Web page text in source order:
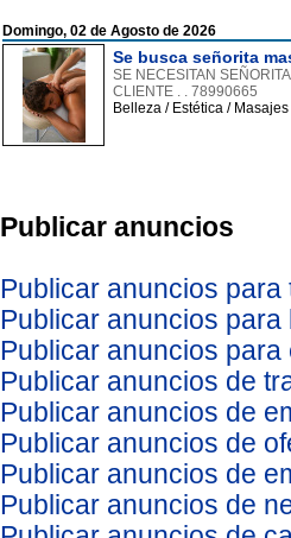
Domingo, 02 de Agosto de 2026
Se busca señorita
SE NECESITAN
CLIENTE . . 78990665
Belleza / Estética /
Publicar anuncios
Publicar anuncios
Publicar anuncios
Publicar anuncios
Publicar anuncios de
Publicar anuncios de
Publicar anuncios de
Publicar anuncios de
Publicar anuncios de